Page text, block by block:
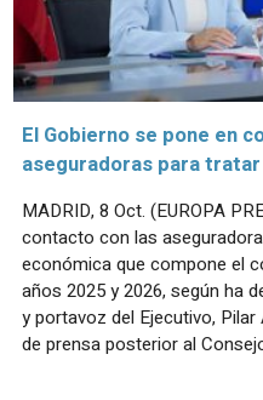
El Gobierno se pone en
aseguradoras para
MADRID, 8 Oct. (EUROPA
contacto con las
económica que compone el
años 2025 y 2026, según ha
y portavoz del Ejecutivo,
de prensa posterior al